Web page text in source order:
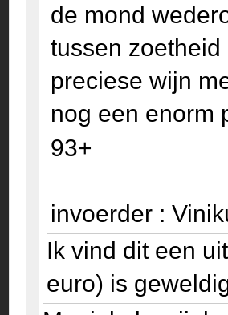
de mond
tussen
preciese wijn
nog een enorm
93+
invoerder :
Ik vind dit een
euro) is